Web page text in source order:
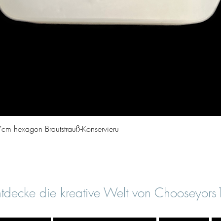
Quick View
hexagon Brautstrauß-Konservieru
die kreative Welt von